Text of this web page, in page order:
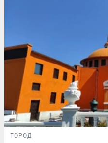
ГОРОД